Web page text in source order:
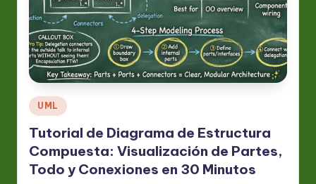
Publicado
en
UML
Tutorial de Diagrama de Estructura
Compuesta: Visualización de Partes,
Todo y Conexiones en 30 Minutos